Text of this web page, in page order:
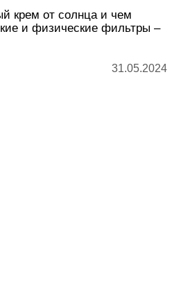
крем от солнца и чем
и физические фильтры –
31.05.2024